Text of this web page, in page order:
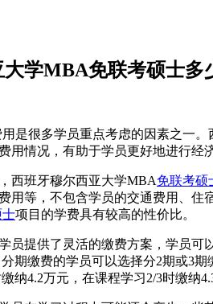
学MBA免联考硕士多
是很多学员重点考虑的因素之一
用情况，有助于学员更好地进行经
西班牙穆尔西亚大学MBA免联考硕
用等，不包含学员的交通费用、
士项目的学费具有较高的性价比。
员提供了灵活的缴费方案，学员可
期缴费的学员可以选择分2期或3
纳4.2万元，在课程学习2/3时缴纳